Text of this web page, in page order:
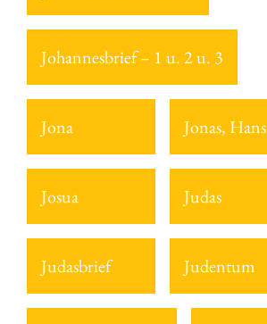
Johannesbrief – 1 u. 2 u. 3
Jona Jonas, Hans
Josua Judas
Judasbrief Judentum